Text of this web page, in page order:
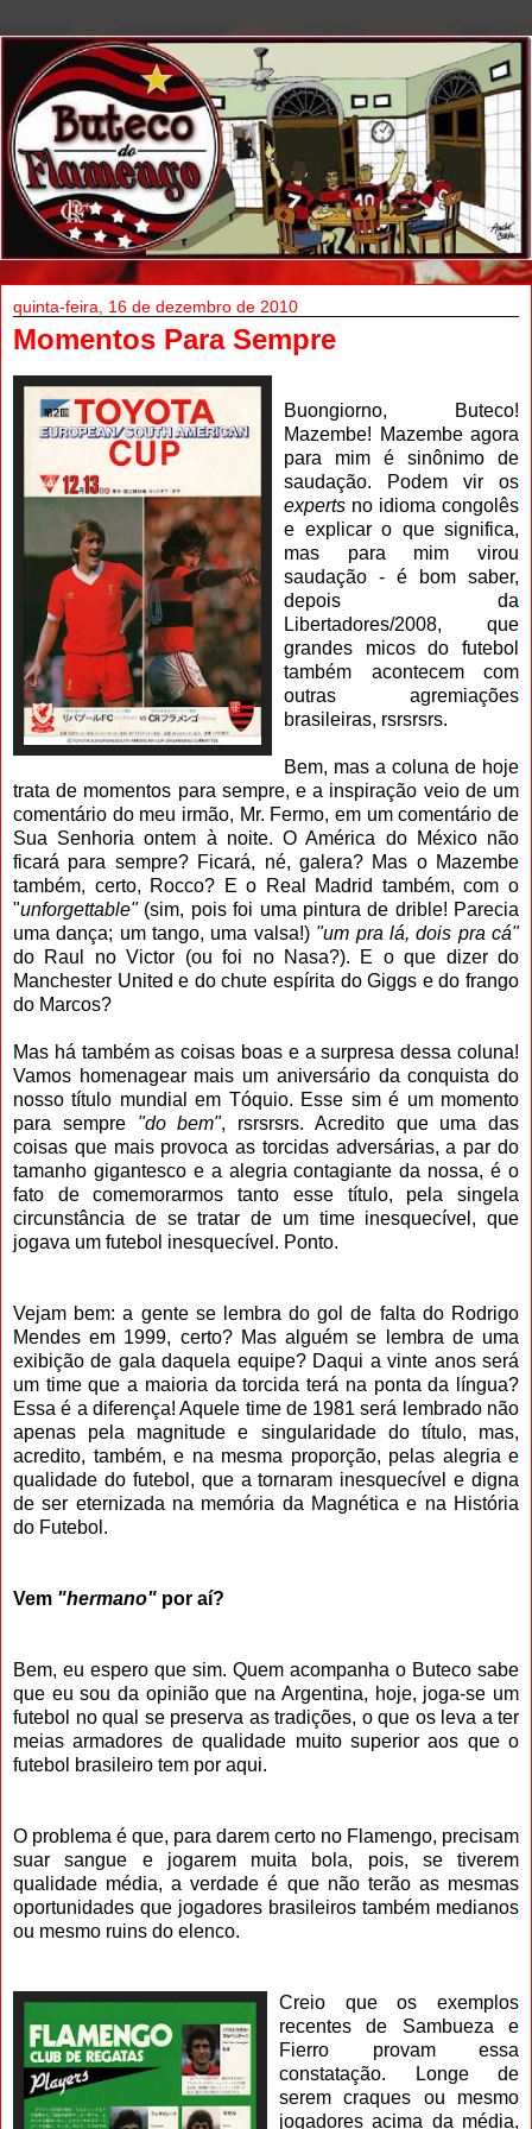
quinta-feira, 16 de dezembro de 2010
Momentos Para Sempre
Buongiorno, Buteco!
Mazembe! Mazembe agora
para mim é sinônimo de
saudação. Podem vir os
experts no idioma congolês
e explicar o que significa,
mas para mim virou
saudação - é bom saber,
depois da
Libertadores/2008, que
grandes micos do futebol
também acontecem com
outras agremiações
brasileiras, rsrsrsrs.
Bem, mas a coluna de hoje
trata de momentos para sempre, e a inspiração veio de um
comentário do meu irmão, Mr. Fermo, em um comentário de
Sua Senhoria ontem à noite. O América do México não
ficará para sempre? Ficará, né, galera? Mas o Mazembe
também, certo, Rocco? E o Real Madrid também, com o
"unforgettable"(sim, pois foi uma pintura de drible! Parecia
uma dança; um tango, uma valsa!) "um pra lá, dois pra cá"
do Raul no Victor (ou foi no Nasa?). E o que dizer do
Manchester United e do chute espírita do Giggs e do frango
do Marcos?
Mas há também as coisas boas e a surpresa dessa coluna!
Vamos homenagear mais um aniversário da conquista do
nosso título mundial em Tóquio. Esse sim é um momento
para sempre "do bem", rsrsrsrs. Acredito que uma das
coisas que mais provoca as torcidas adversárias, a par do
tamanho gigantesco e a alegria contagiante da nossa, é o
fato de comemorarmos tanto esse título, pela singela
circunstância de se tratar de um time inesquecível, que
jogava um futebol inesquecível. Ponto.
Vejam bem: a gente se lembra do gol de falta do Rodrigo
Mendes em 1999, certo? Mas alguém se lembra de uma
exibição de gala daquela equipe? Daqui a vinte anos será
um time que a maioria da torcida terá na ponta da língua?
Essa é a diferença! Aquele time de 1981 será lembrado não
apenas pela magnitude e singularidade do título, mas,
acredito, também, e na mesma proporção, pelas alegria e
qualidade do futebol, que a tornaram inesquecível e digna
de ser eternizada na memória da Magnética e na História
do Futebol.
Vem "hermano" por aí?
Bem, eu espero que sim. Quem acompanha o Buteco sabe
que eu sou da opinião que na Argentina, hoje, joga-se um
futebol no qual se preserva as tradições, o que os leva a ter
meias armadores de qualidade muito superior aos que o
futebol brasileiro tem por aqui.
O problema é que, para darem certo no Flamengo, precisam
suar sangue e jogarem muita bola, pois, se tiverem
qualidade média, a verdade é que não terão as mesmas
oportunidades que jogadores brasileiros também medianos
ou mesmo ruins do elenco.
Creio que os exemplos
recentes de Sambueza e
Fierro provam essa
constatação. Longe de
serem craques ou mesmo
jogadores acima da média,